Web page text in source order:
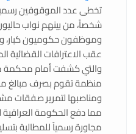
شخصاً، من بينهم نواب
وموظفون حكوميون كبار،
عقب الاعترافات القضائية
والتي كشفت أمام
منظمة تقوم بصرف مبالغ
ومناصبها لتمرير صفقات
مما دفع الحكومة
مجاورة رسمياً للمطالبة